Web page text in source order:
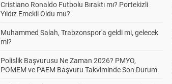
Cristiano Ronaldo Futbolu Bıraktı mı? Portekizli
Yıldız Emekli Oldu mu?
Muhammed Salah, Trabzonspor'a geldi mi, gelecek
mi?
Polislik Başvurusu Ne Zaman 2026? PMYO,
POMEM ve PAEM Başvuru Takviminde Son Durum